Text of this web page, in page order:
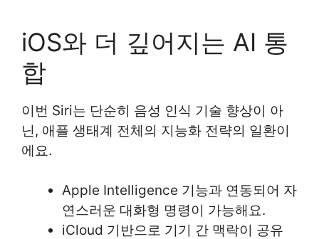
iOS와 더 깊어지는 AI 통
합
이번 Siri는 단순히 음성 인식 기술 향상이 아
닌, 애플 생태계 전체의 지능화 전략의 일환이
에요.
Apple Intelligence 기능과 연동되어 자
연스러운 대화형 명령이 가능해요.
iCloud 기반으로 기기 간 맥락이 공유